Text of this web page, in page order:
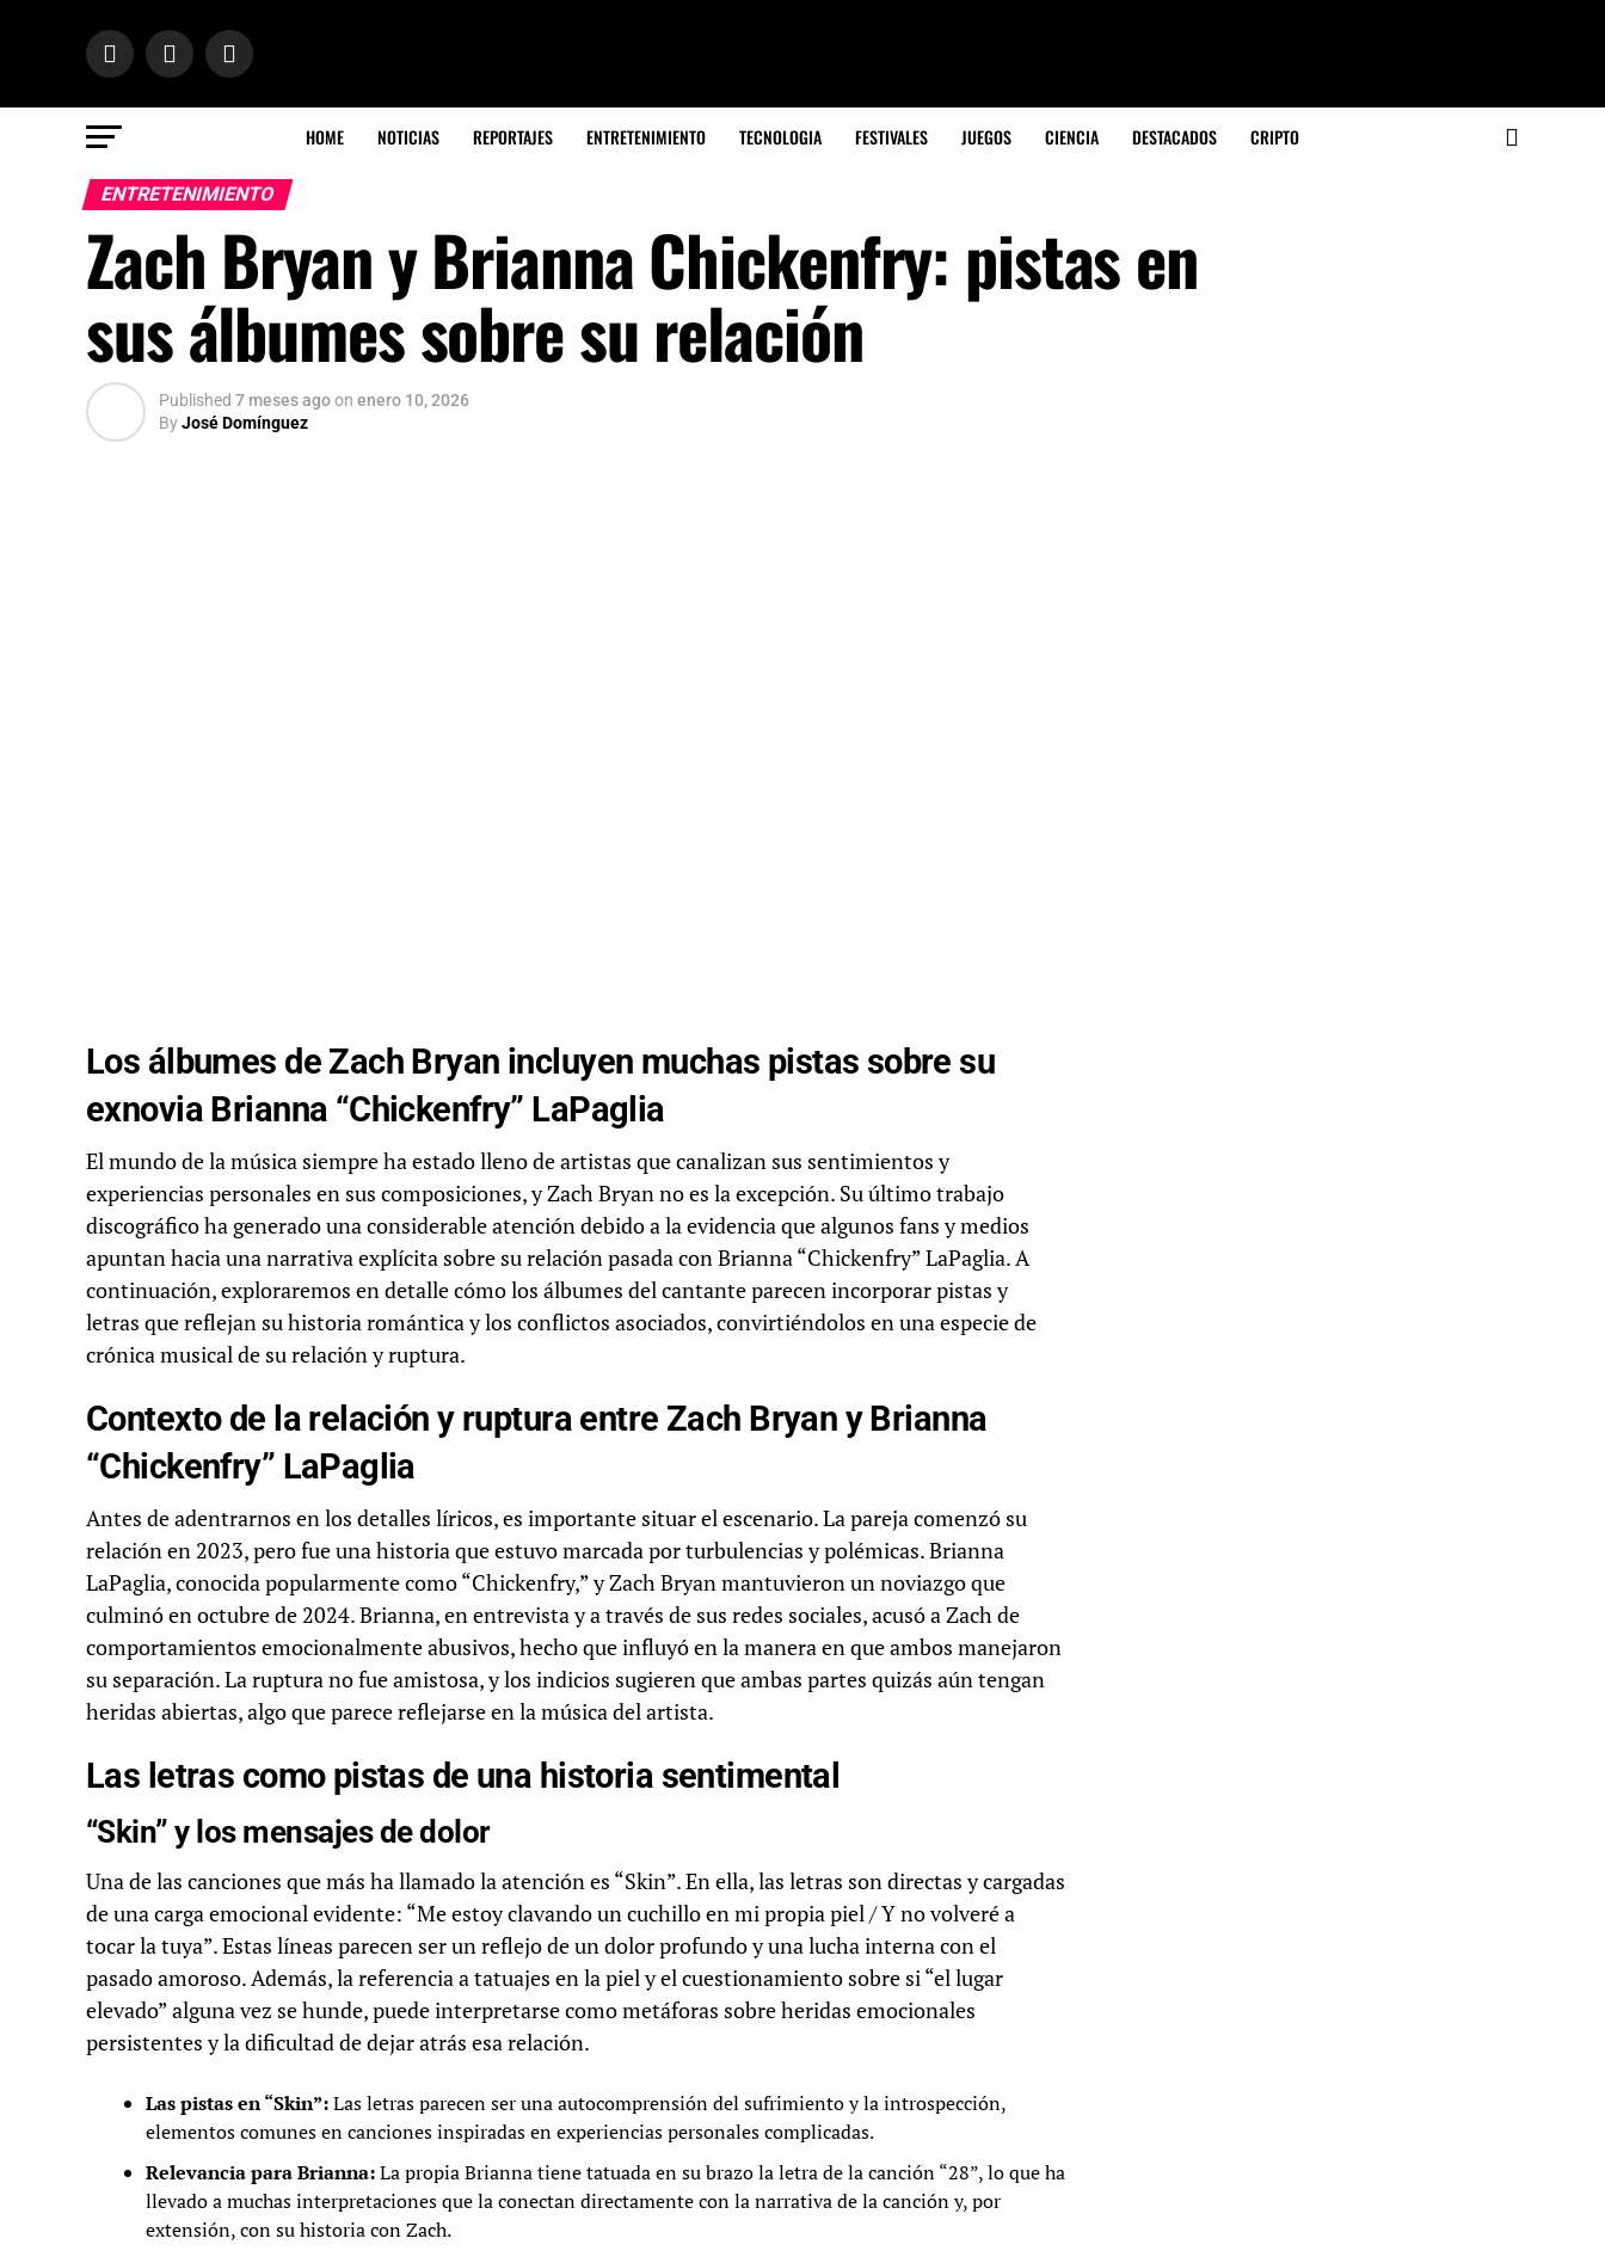
HOME NOTICIAS REPORTAJES ENTRETENIMIENTO TECNOLOGIA FESTIVALES JUEGOS CIENCIA DESTACADOS CRIPTO
ENTRETENIMIENTO
Zach Bryan y Brianna Chickenfry: pistas en
sus álbumes sobre su relación
Published 7 meses agoon enero 10, 2026
ByJosé Domínguez
Los álbumes de Zach Bryan incluyen muchas pistas sobre su
exnovia Brianna “Chickenfry” LaPaglia
El mundo de la música siempre ha estado lleno de artistas que canalizan sus sentimientos y
experiencias personales en sus composiciones, y Zach Bryan no es la excepción. Su último trabajo
discográfico ha generado una considerable atención debido a la evidencia que algunos fans y medios
apuntan hacia una narrativa explícita sobre su relación pasada con Brianna “Chickenfry” LaPaglia. A
continuación, exploraremos en detalle cómo los álbumes del cantante parecen incorporar pistas y
letras que reflejan su historia romántica y los conflictos asociados, convirtiéndolos en una especie de
crónica musical de su relación y ruptura.
Contexto de la relación y ruptura entre Zach Bryan y Brianna
“Chickenfry” LaPaglia
Antes de adentrarnos en los detalles líricos, es importante situar el escenario. La pareja comenzó su
relación en 2023, pero fue una historia que estuvo marcada por turbulencias y polémicas. Brianna
LaPaglia, conocida popularmente como “Chickenfry,” y Zach Bryan mantuvieron un noviazgo que
culminó en octubre de 2024. Brianna, en entrevista y a través de sus redes sociales, acusó a Zach de
comportamientos emocionalmente abusivos, hecho que influyó en la manera en que ambos manejaron
su separación. La ruptura no fue amistosa, y los indicios sugieren que ambas partes quizás aún tengan
heridas abiertas, algo que parece reflejarse en la música del artista.
Las letras como pistas de una historia sentimental
“Skin” y los mensajes de dolor
Una de las canciones que más ha llamado la atención es “Skin”. En ella, las letras son directas y cargadas
de una carga emocional evidente: “Me estoy clavando un cuchillo en mi propia piel / Y no volveré a
tocar la tuya”. Estas líneas parecen ser un reflejo de un dolor profundo y una lucha interna con el
pasado amoroso. Además, la referencia a tatuajes en la piel y el cuestionamiento sobre si “el lugar
elevado” alguna vez se hunde, puede interpretarse como metáforas sobre heridas emocionales
persistentes y la dificultad de dejar atrás esa relación.
Las pistas en “Skin”:Las letras parecen ser una autocomprensión del sufrimiento y la introspección,
elementos comunes en canciones inspiradas en experiencias personales complicadas.
Relevancia para Brianna:La propia Brianna tiene tatuada en su brazo la letra de la canción “28”, lo que ha
llevado a muchas interpretaciones que la conectan directamente con la narrativa de la canción y, por
extensión, con su historia con Zach.